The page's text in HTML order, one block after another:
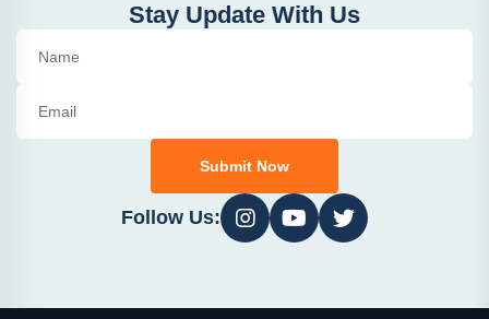
Stay Update With Us
Submit Now
Follow Us: